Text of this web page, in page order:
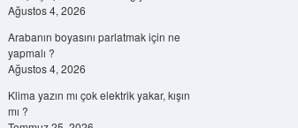
Ağustos 4, 2026
Arabanın boyasını parlatmak için ne
yapmalı ?
Ağustos 4, 2026
Klima yazın mı çok elektrik yakar, kışın
mı ?